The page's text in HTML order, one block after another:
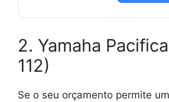
2. Yamaha
112)
Se o seu orçamento permite